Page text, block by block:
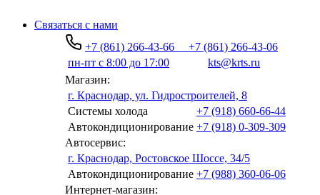
Связаться с нами
+7 (861) 266-43-66
+7 (861) 266-43-06
пн-пт с 8:00 до 17:00
kts@krts.ru
Магазин:
г. Краснодар, ул. Гидростроителей, 8
Системы холода
+7 (918) 660-66-44
Автокондиционирование +7 (918) 0-309-309
Автосервис:
г. Краснодар, Ростовское Шоссе, 34/5
Автокондиционирование +7 (988) 360-06-06
Интернет-магазин: